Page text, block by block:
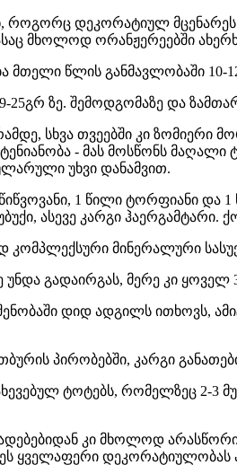
როგორც დეკორატიულ მცენარეს
მხოლოდ ორანჟერეებში
მთელი წლის განმავლობაში
ზე. შემოდგომაზე და
სხვა თვეებში კი ზომიერი
- მას მოსწონს
უხვი დანამვით.
1 წილი ტორფიანი და
ასევე კარგი
კომპლექსური მინერალური
გადაირგას, მერე კი
დიდ ადგილს ითხოვს,
პირობებში, კარგი
ტოტებს, რომელზეც 2-3
კი მხოლოდ
ყველაფერი დეკორატიულობას